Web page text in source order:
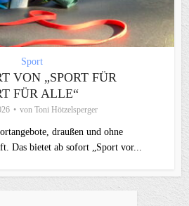
Sport
VON „SPORT FÜR
FÜR ALLE“
von Toni Hötzelsperger
draußen und ohne
Das bietet ab sofort „Sport vor...